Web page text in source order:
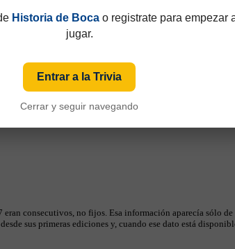
consecutivos, no fijos. Esa información aparecía sólo
sus primeras ediciones y, cuando ese dato está
Historia de Bocao registrate para empezar
jugar.
Entrar a la Trivia
Cerrar y seguir navegando